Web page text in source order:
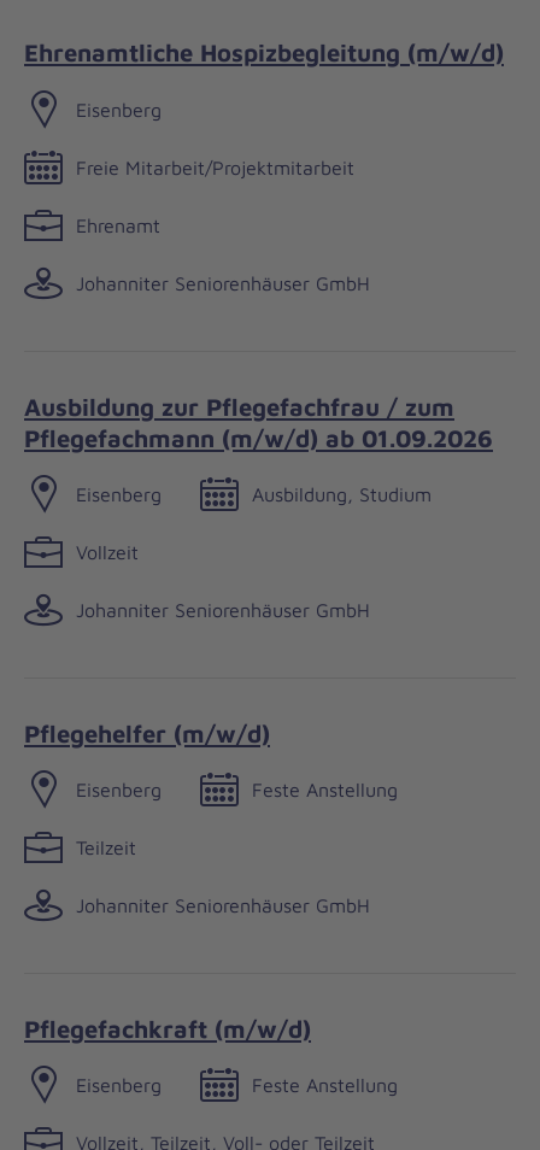
Ehrenamtliche Hospizbegleitung (m/w/d)
Eisenberg
Freie Mitarbeit/Projektmitarbeit
Ehrenamt
Johanniter Seniorenhäuser GmbH
Ausbildung zur Pflegefachfrau / zum
Pflegefachmann (m/w/d) ab 01.09.2026
Eisenberg Ausbildung, Studium
Vollzeit
Johanniter Seniorenhäuser GmbH
Pflegehelfer (m/w/d)
Eisenberg Feste Anstellung
Teilzeit
Johanniter Seniorenhäuser GmbH
Pflegefachkraft (m/w/d)
Eisenberg Feste Anstellung
Vollzeit, Teilzeit, Voll- oder Teilzeit